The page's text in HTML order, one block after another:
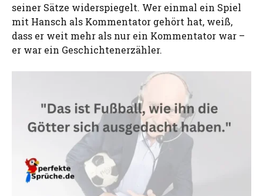
seiner Sätze widerspiegelt. Wer einmal ein Spiel
mit Hansch als Kommentator gehört hat, weiß,
dass er weit mehr als nur ein Kommentator war –
er war ein Geschichtenerzähler.